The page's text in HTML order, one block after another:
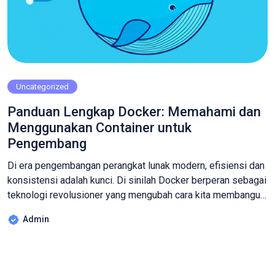
Uncategorized
Panduan Lengkap Docker: Memahami dan
Menggunakan Container untuk
Pengembang
Di era pengembangan perangkat lunak modern, efisiensi dan
konsistensi adalah kunci. Di sinilah Docker berperan sebagai
teknologi revolusioner yang mengubah cara kita membangun,
pengembang, DevOps engineer, atau siapa pun yang tertarik
Admin